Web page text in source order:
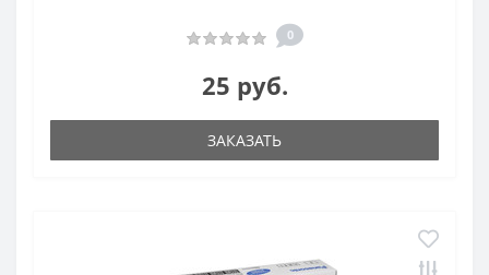
0
25 руб.
ЗАКАЗАТЬ